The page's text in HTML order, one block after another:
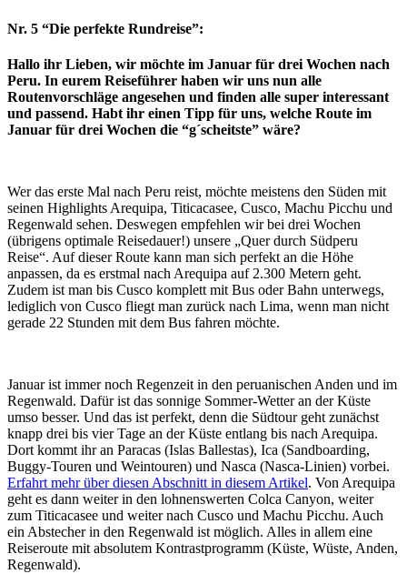
Nr. 5 “Die perfekte Rundreise”:
Hallo ihr Lieben, wir möchte im Januar für drei Wochen nach
Peru. In eurem Reiseführer haben wir uns nun alle
Routenvorschläge angesehen und finden alle super interessant
und passend. Habt ihr einen Tipp für uns, welche Route im
Januar für drei Wochen die “g´scheitste” wäre?
Wer das erste Mal nach Peru reist, möchte meistens den Süden mit
seinen Highlights Arequipa, Titicacasee, Cusco, Machu Picchu und
Regenwald sehen. Deswegen empfehlen wir bei drei Wochen
(übrigens optimale Reisedauer!) unsere „Quer durch Südperu
Reise“. Auf dieser Route kann man sich perfekt an die Höhe
anpassen, da es erstmal nach Arequipa auf 2.300 Metern geht.
Zudem ist man bis Cusco komplett mit Bus oder Bahn unterwegs,
lediglich von Cusco fliegt man zurück nach Lima, wenn man nicht
gerade 22 Stunden mit dem Bus fahren möchte.
Januar ist immer noch Regenzeit in den peruanischen Anden und im
Regenwald. Dafür ist das sonnige Sommer-Wetter an der Küste
umso besser. Und das ist perfekt, denn die Südtour geht zunächst
knapp drei bis vier Tage an der Küste entlang bis nach Arequipa.
Dort kommt ihr an Paracas (Islas Ballestas), Ica (Sandboarding,
Buggy-Touren und Weintouren) und Nasca (Nasca-Linien) vorbei.
Erfahrt mehr über diesen Abschnitt in diesem Artikel. Von Arequipa
geht es dann weiter in den lohnenswerten Colca Canyon, weiter
zum Titicacasee und weiter nach Cusco und Machu Picchu. Auch
ein Abstecher in den Regenwald ist möglich. Alles in allem eine
Reiseroute mit absolutem Kontrastprogramm (Küste, Wüste, Anden,
Regenwald).